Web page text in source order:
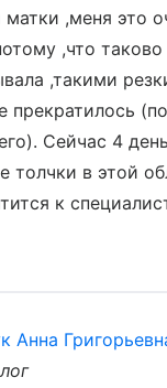
,меня это
,что
,такими
прекратилось
Сейчас 4
в этой
к
Анна